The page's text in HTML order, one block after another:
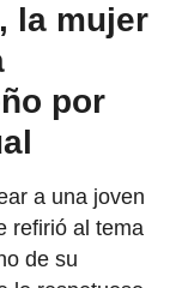
la mujer
por
a una joven
refirió al tema
de su